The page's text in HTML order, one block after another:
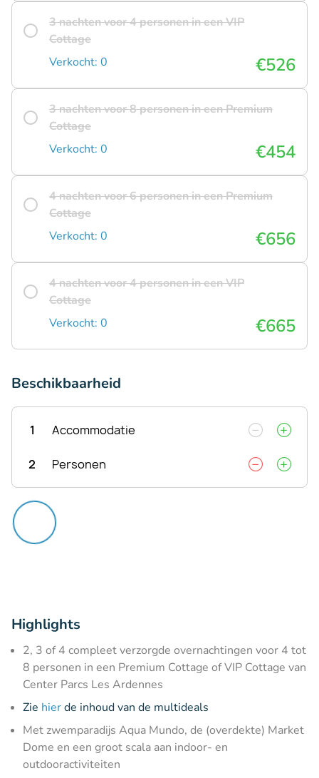
3 nachten voor 4 personen in een VIP
Cottage
Verkocht: 0
€526
3 nachten voor 8 personen in een Premium
Cottage
Verkocht: 0
€454
4 nachten voor 6 personen in een Premium
Cottage
Verkocht: 0
€656
4 nachten voor 4 personen in een VIP
Cottage
Verkocht: 0
€665
Beschikbaarheid
1 Accommodatie
2 Personen
Highlights
2, 3 of 4 compleet verzorgde overnachtingen voor 4 tot
8 personen in een Premium Cottage of VIP Cottage van
Center Parcs Les Ardennes
Zie hierde inhoud van de multideals
Met zwemparadijs Aqua Mundo, de (overdekte) Market
Dome en een groot scala aan indoor- en
outdooractiviteiten